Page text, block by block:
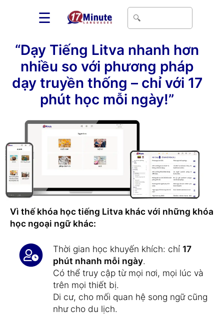
☰
“Dạy Tiếng Litva nhanh hơn
nhiều so với phương pháp
dạy truyền thống – chỉ với 17
phút học mỗi ngày!”
Vì thế khóa học tiếng Litva khác với những khóa
học ngoại ngữ khác:
Thời gian học khuyến khích: chỉ 17
phút nhanh mỗi ngày.
Có thể truy cập từ mọi nơi, mọi lúc và
trên mọi thiết bị.
Di cư, cho mối quan hệ song ngữ cũng
như cho du lịch.